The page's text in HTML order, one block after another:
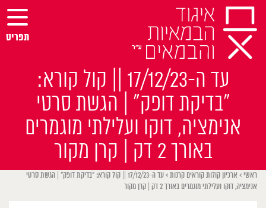
Skip
content
עד ה-17/12/23 || קול קורא:
״בדיקת דופק״ | הגשת סרטי
אנימציה, דוקו ועלילתי מוגמרים
באורך 2 דק | קרן מקור
תפריט
ראשי > ארכיון קולות קוראים קרנות >
עד ה-17/12/23 || קול קורא: ״בדיקת דופק״ | הגשת סרטי
אנימציה, דוקו ועלילתי מוגמרים באורך 2 דק | קרן מקור